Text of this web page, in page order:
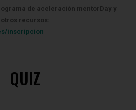
de aceleración mentorDay y
recursos:
inscripcion
QUIZ